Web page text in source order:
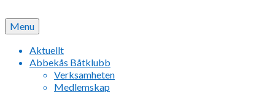
Menu
Aktuellt
Abbekås Båtklubb
Verksamheten
Medlemskap